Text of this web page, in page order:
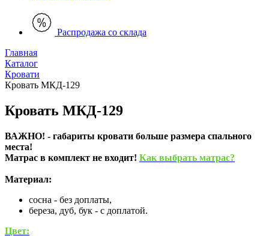
Распродажа со склада
Главная
Каталог
Кровати
Кровать МКД-129
Кровать МКД-129
ВАЖНО! - габариты кровати больше размера спального
места!
Матрас в комплект не входит! Как выбрать матрас?
Материал:
сосна - без доплаты,
береза, дуб, бук - с доплатой.
Цвет: